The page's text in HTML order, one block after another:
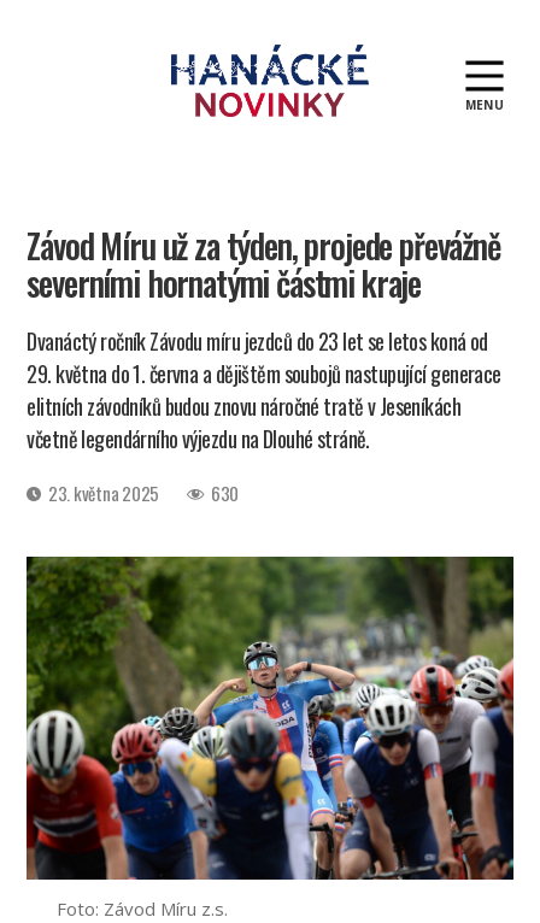
MENU
Závod Míru už za týden, projede převážně
severními hornatými částmi kraje
Dvanáctý ročník Závodu míru jezdců do 23 let se letos koná od
29. května do 1. června a dějištěm soubojů nastupující generace
elitních závodníků budou znovu náročné tratě v Jeseníkách
včetně legendárního výjezdu na Dlouhé stráně.
Datum23. května 2025 630
Foto: Závod Míru z.s.